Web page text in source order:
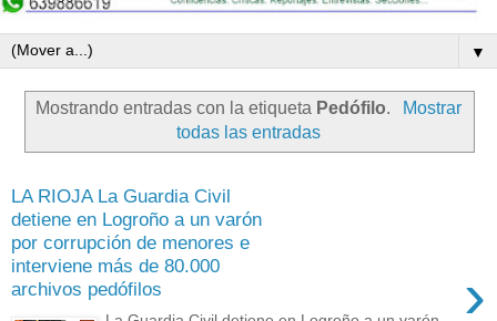
▼
Mostrando entradas con la etiqueta Pedófilo.
Mostrar
todas las entradas
LA RIOJA La Guardia Civil
detiene en Logroño a un varón
por corrupción de menores e
interviene más de 80.000
archivos pedófilos
›